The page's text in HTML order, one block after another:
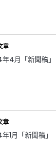
章
4月「新聞稿」
章
1月「新聞稿」